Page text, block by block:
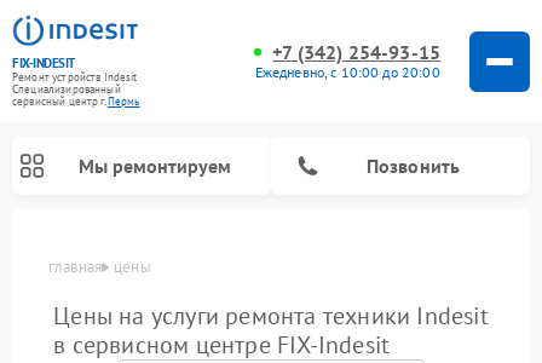
FIX-INDESIT
Ремонт устройств Indesit
Специализированный
cервисный центр г.Пермь
+7 (342) 254-93-15
Ежедневно, с 10:00 до 20:00
Мы ремонтируем Позвонить
главная цены
Цены на услуги ремонта техники Indesit
в сервисном центре FIX-Indesit